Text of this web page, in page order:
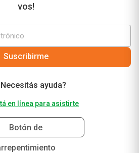
vos!
Suscribirme
ayuda?
en línea para asistirte
Botón de